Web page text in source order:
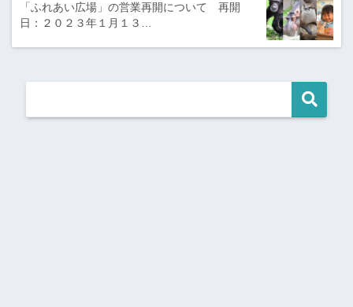
「ふれあい広場」の営業再開について 再開
日：２０２３年１月１３…